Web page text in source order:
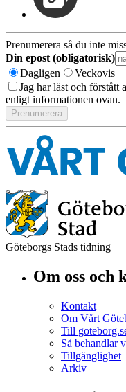
Prenumerera så du inte
Din epost (obligatorisk)
Dagligen
Veckovis
Jag har läst och förstått
enligt informationen ovan.
Göteborgs Stads tidning
Om oss och
Kontakt
Om Vårt
Till
Så behandlar
Tillgänglighet
Arkiv